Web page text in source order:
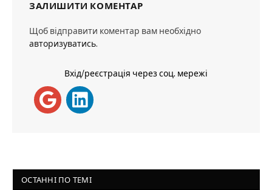
ЗАЛИШИТИ КОМЕНТАР
Щоб відправити коментар вам необхідно
авторизуватись.
Вхід/реєстрація через соц. мережі
ОСТАННІ ПО ТЕМІ